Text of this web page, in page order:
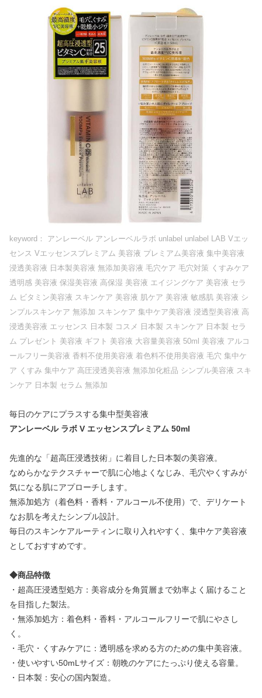
keyword： アンレーベル アンレーベルラボ unlabel unlabel LAB Vエッ
センス Vエッセンスプレミアム 美容液 プレミアム美容液 集中美容液
浸透美容液 日本製美容液 無添加美容液 毛穴ケア 毛穴対策 くすみケア
透明感 美容液 保湿美容液 高保湿 美容液 エイジングケア 美容液 セラ
ム ビタミン美容液 スキンケア 美容液 肌ケア 美容液 敏感肌 美容液 シ
ンプルスキンケア 無添加 スキンケア 集中ケア美容液 浸透型美容液 高
浸透美容液 エッセンス 日本製 コスメ 日本製 スキンケア 日本製 セラ
ム プレゼント 美容液 ギフト 美容液 大容量美容液 50ml 美容液 アルコ
ールフリー美容液 香料不使用美容液 着色料不使用美容液 毛穴 集中ケ
ア くすみ 集中ケア 高圧浸透美容液 無添加化粧品 シンプル美容液 スキ
ンケア 日本製 セラム 無添加
毎日のケアにプラスする集中型美容液
アンレーベル ラボ V エッセンスプレミアム 50ml
先進的な「超高圧浸透技術」に着目した日本製の美容液。
なめらかなテクスチャーで肌に心地よくなじみ、毛穴やくすみが
気になる肌にアプローチします。
無添加処方（着色料・香料・アルコール不使用）で、デリケート
なお肌を考えたシンプル設計。
毎日のスキンケアルーティンに取り入れやすく、集中ケア美容液
としておすすめです。
◆商品特徴
・超高圧浸透型処方：美容成分を角質層まで効率よく届けること
を目指した製法。
・無添加処方：着色料・香料・アルコールフリーで肌にやさし
く。
・毛穴・くすみケアに：透明感を求める方のための集中美容液。
・使いやすい50mLサイズ：朝晩のケアにたっぷり使える容量。
・日本製：安心の国内製造。